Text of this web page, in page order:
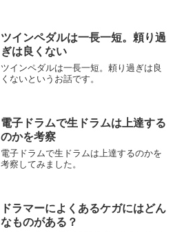
ツインペダルは一長一短。頼り過
ぎは良くない
ツインペダルは一長一短。頼り過ぎは良
くないというお話です。
電子ドラムで生ドラムは上達する
のかを考察
電子ドラムで生ドラムは上達するのかを
考察してみました。
ドラマーによくあるケガにはどん
なものがある？